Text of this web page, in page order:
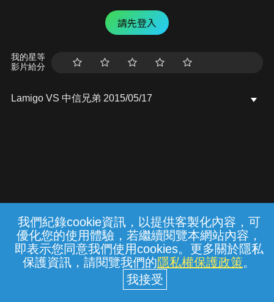
我們紀錄cookie資訊，以提供客製化內容，可
優化您的使用體驗，若繼續閱覽本網站內容，
即表示您同意我們使用cookies。更多關於隱私
保護資訊，請閱覽我們的隱私權保護政策。
請先登入
我的星等
影片給分
Lamigo VS 中信兄弟 2015/05/17
常見問題 線上客服 服務條款 隱私權保護
中華電信股份有限公司個人家庭分公司
(統一編號：96979949) © 2026
{{notifyMsg}}